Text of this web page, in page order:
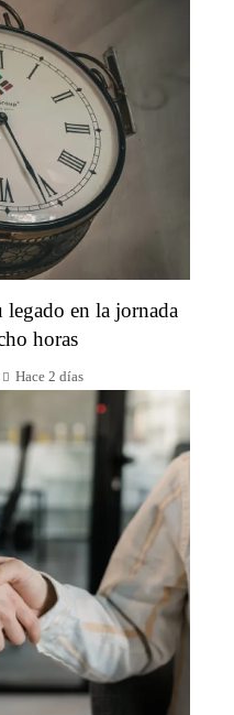
legado en la jornada
horas
Hace 2 días